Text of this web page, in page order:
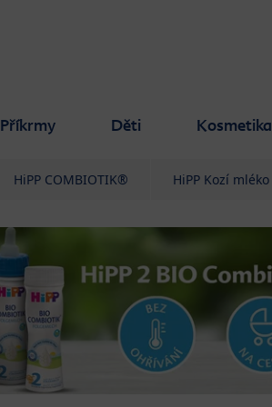
Příkrmy Děti Kosmetika
HiPP COMBIOTIK® HiPP Kozí mléko